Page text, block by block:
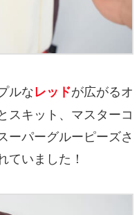
ルなレッドが広がるオ
スキット、マスターコ
ーパーグルーピーズさ
ていました！